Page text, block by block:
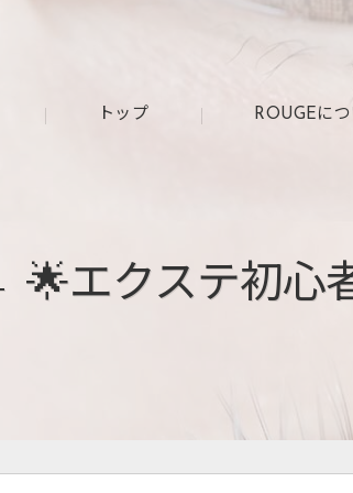
トップ ROUGEにつ
🌟エクステ初心